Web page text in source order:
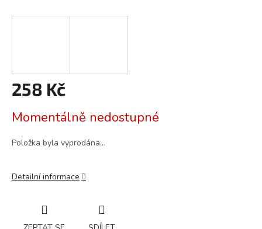
258 Kč
cena:
Momentálně nedostupné
Položka byla vyprodána…
Detailní informace